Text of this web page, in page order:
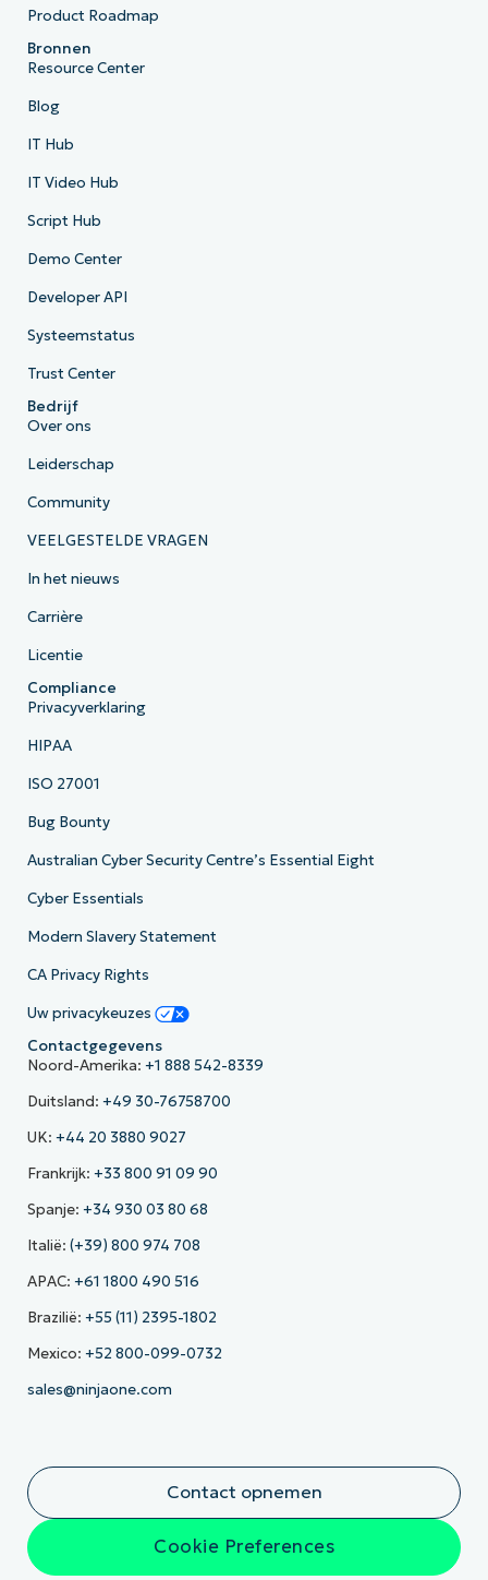
Product Roadmap
Bronnen
Resource Center
Blog
IT Hub
IT Video Hub
Script Hub
Demo Center
Developer API
Systeemstatus
Trust Center
Bedrijf
Over ons
Leiderschap
Community
VEELGESTELDE VRAGEN
In het nieuws
Carrière
Licentie
Compliance
Privacyverklaring
HIPAA
ISO 27001
Bug Bounty
Australian Cyber Security Centre’s Essential Eight
Cyber Essentials
Modern Slavery Statement
CA Privacy Rights
Uw privacykeuzes
Contactgegevens
Noord-Amerika: +1 888 542-8339
Duitsland: +49 30-76758700
UK: +44 20 3880 9027
Frankrijk: +33 800 91 09 90
Spanje: +34 930 03 80 68
Italië: (+39) 800 974 708
APAC: +61 1800 490 516
Brazilië: +55 (11) 2395-1802
Mexico: +52 800-099-0732
sales@ninjaone.com
Contact opnemen
Cookie Preferences